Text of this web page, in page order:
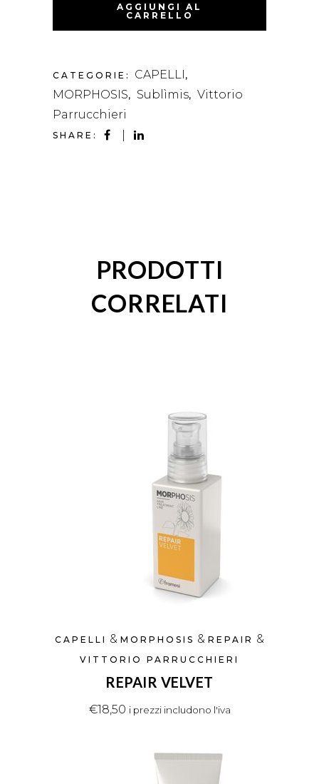
AGGIUNGI AL
CARRELLO
CATEGORIE: CAPELLI ,
MORPHOSIS, Sublìmis, Vittorio
Parrucchieri
SHARE:
PRODOTTI
CORRELATI
CAPELLI & MORPHOSIS & REPAIR &
VITTORIO PARRUCCHIERI
REPAIR VELVET
€18,50 i prezzi includono l'iva